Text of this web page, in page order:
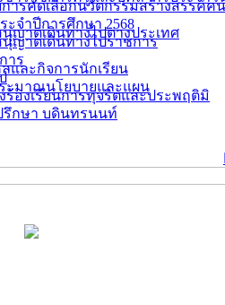
ารคัดเลือกนวัตกรรมสร้างสรรค์คน
จำปีการศึกษา 2568
ญาตเดินทางไปต่างประเทศ
ญาตเดินทางไปราชการ
าร
และกิจการนักเรียน
ะมาณนโยบายและแผน
ร้องเรียนการทุจริตและประพฤติมิ
รึกษา บดินทรนนท์